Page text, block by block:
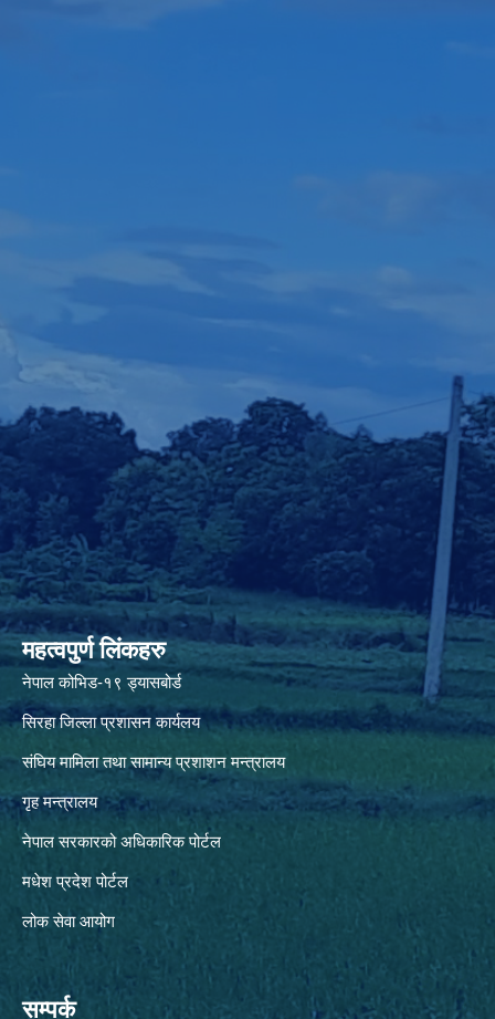
महत्वपुर्ण लिंकहरु
नेपाल कोभिड-१९ ड्यासबोर्ड
सिरहा जिल्ला प्रशासन कार्यलय
संघिय मामिला तथा सामान्य प्रशाशन मन्त्रालय
गृह मन्त्रालय
नेपाल सरकारको अधिकारिक पोर्टल
मधेश प्रदेश पोर्टल
लोक सेवा आयोग
सम्पर्क